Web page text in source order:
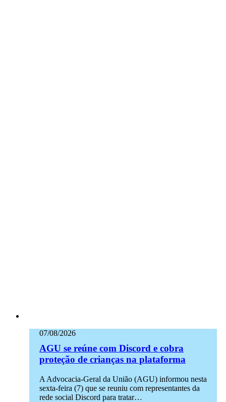
07/08/2026
AGU se reúne com Discord e cobra
proteção de crianças na plataforma
A Advocacia-Geral da União (AGU) informou nesta
sexta-feira (7) que se reuniu com representantes da
rede social Discord para tratar…